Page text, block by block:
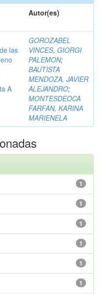
Autor(es)
las
A
GOROZABEL
VINCES, GIORGI
PALEMON;
BAUTISTA
MENDOZA, JAVIER
ALEJANDRO;
MONTESDEOCA
FARFAN, KARINA
MARIENELA
1
1
1
1
1
1